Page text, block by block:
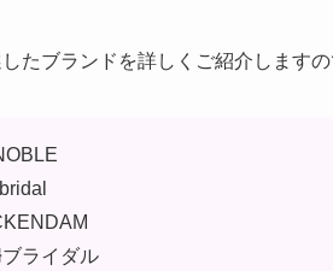
たブランドを詳しくご紹介します
ライダル